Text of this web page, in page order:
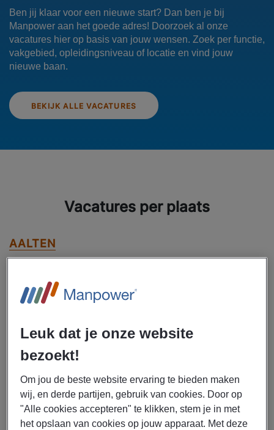
Ben jij klaar voor een nieuwe start? Dan ben je bij
Manpower aan het goede adres! Doorzoek al onze
vacatures hier op basis van jouw wensen. Zoek per functie,
vakgebied, opleidingsniveau of locatie en vind jouw
nieuwe baan.
BEKIJK ALLE VACATURES
Vacatures per plaats
AALTEN
ALMELO
ALMERE
AMERSFOORT
Leuk dat je onze website
bezoekt!
Om jou de beste website ervaring te bieden maken
wij, en derde partijen, gebruik van cookies. Door op
"Alle cookies accepteren" te klikken, stem je in met
het opslaan van cookies op jouw apparaat. Met deze